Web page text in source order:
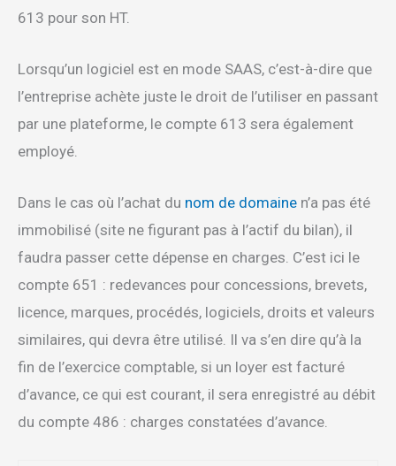
613 pour son HT.
Lorsqu’un logiciel est en mode SAAS, c’est-à-dire que
l’entreprise achète juste le droit de l’utiliser en passant
par une plateforme, le compte 613 sera également
employé.
Dans le cas où l’achat du nom de domaine n’a pas été
immobilisé (site ne figurant pas à l’actif du bilan), il
faudra passer cette dépense en charges. C’est ici le
compte 651 : redevances pour concessions, brevets,
licence, marques, procédés, logiciels, droits et valeurs
similaires, qui devra être utilisé. Il va s’en dire qu’à la
fin de l’exercice comptable, si un loyer est facturé
d’avance, ce qui est courant, il sera enregistré au débit
du compte 486 : charges constatées d’avance.